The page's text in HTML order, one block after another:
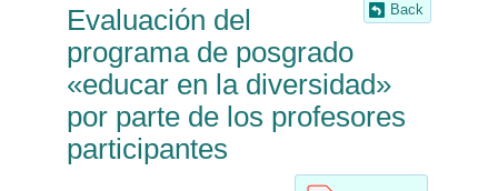
Back
Evaluación del
programa de posgrado
«educar en la diversidad»
por parte de los profesores
participantes